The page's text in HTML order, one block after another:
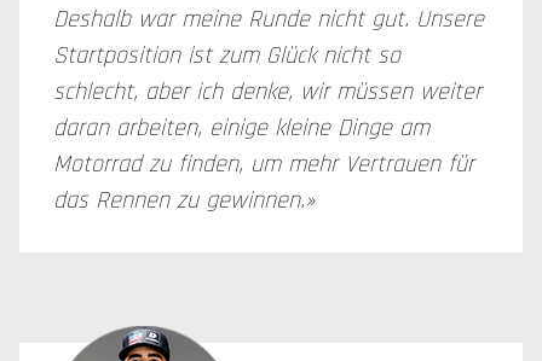
Deshalb war meine Runde nicht gut. Unsere
Startposition ist zum Glück nicht so
schlecht, aber ich denke, wir müssen weiter
daran arbeiten, einige kleine Dinge am
Motorrad zu finden, um mehr Vertrauen für
das Rennen zu gewinnen.»